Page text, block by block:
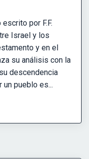
por F.F.
Israel y los
y en el
su análisis con la
descendencia
pueblo es...